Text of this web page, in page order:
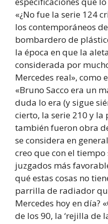
«¿No fue la serie 124
los contemporáneos
bombardero de
la época en que la
considerada por
Mercedes real», como
«Bruno Sacco era un
duda lo era (y sigue
cierto, la serie 210 y la
también fueron obra
se considera en
creo que con el
juzgados más
qué estas cosas no
parrilla de radiador
Mercedes hoy en día?
de los 90, la ‘rejilla de